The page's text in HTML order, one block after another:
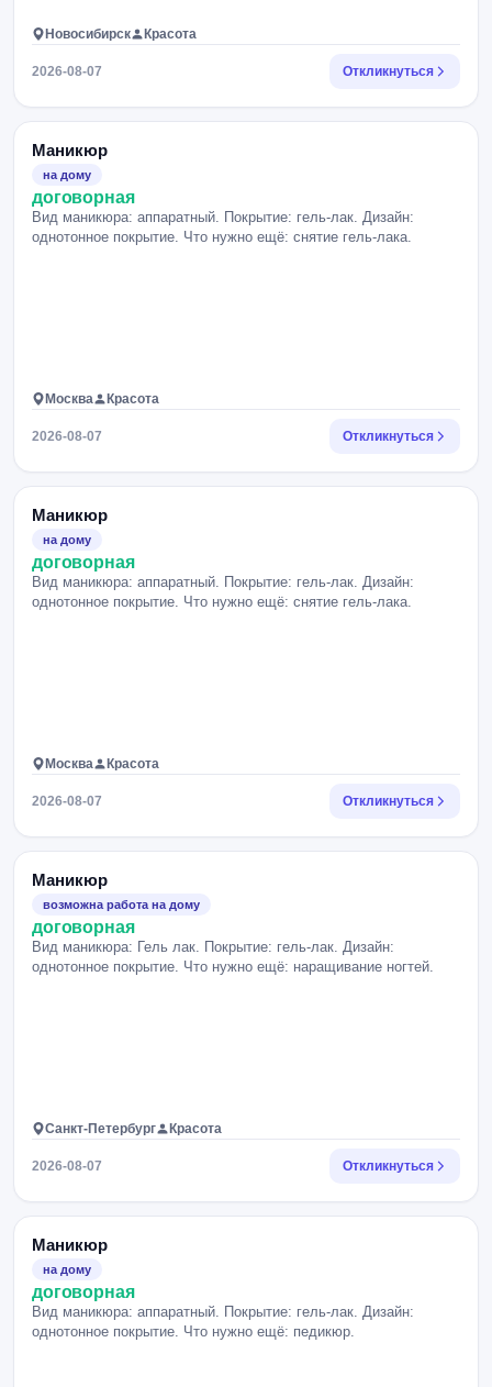
Новосибирск Красота
2026-08-07 Откликнуться
Маникюр
на дому
договорная
Вид маникюра: аппаратный. Покрытие: гель-лак. Дизайн:
однотонное покрытие. Что нужно ещё: снятие гель-лака.
Москва Красота
2026-08-07 Откликнуться
Маникюр
на дому
договорная
Вид маникюра: аппаратный. Покрытие: гель-лак. Дизайн:
однотонное покрытие. Что нужно ещё: снятие гель-лака.
Москва Красота
2026-08-07 Откликнуться
Маникюр
возможна работа на дому
договорная
Вид маникюра: Гель лак. Покрытие: гель-лак. Дизайн:
однотонное покрытие. Что нужно ещё: наращивание ногтей.
Санкт-Петербург Красота
2026-08-07 Откликнуться
Маникюр
на дому
договорная
Вид маникюра: аппаратный. Покрытие: гель-лак. Дизайн:
однотонное покрытие. Что нужно ещё: педикюр.